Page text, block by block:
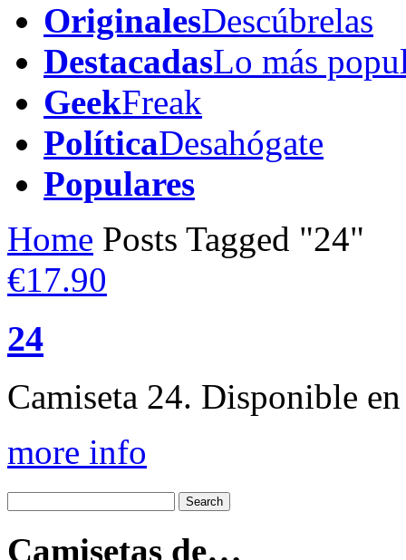
OriginalesDescúbrelas
DestacadasLo más
GeekFreak
PolíticaDesahógate
Populares
Home Posts Tagged "24"
€17.90
24
Camiseta 24. Disponible
more info
Camisetas de…